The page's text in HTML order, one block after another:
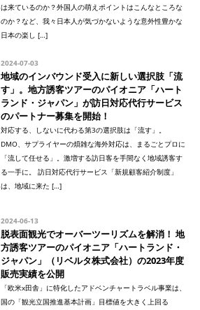
は来ているのか？外国人の萌えポイントはこんなところな
のか？など、我々日本人が気づかないような意外性豊かな
日本の楽し […]
2024-07-03
地域のインバウンド受入に新しい選択肢「流
す」。地方誘客ツアーのパイオニア「ハート
ランド・ジャパン」が訪日対応代行サービス
のパートナー募集を開始！
対応する、しないに代わる第3の選択肢は「流す」。
DMO、サプライヤーの煩雑な海外対応は、まるごとプロに
「流して任せる」。激増する訪日客を手間なく地域誘客す
る一手に。 訪日対応代行サービス「新規顧客紹介制度」
は、地域に来た […]
2024-06-13
脱表面観光でオーバーツーリズムを解消！ 地
方誘客ツアーのパイオニア「ハートランド・
ジャパン」（リベルタ株式会社）の2023年度
販売実績を公開
「欧米x田舎」に特化したアドベンチャートラベル事業は、
国の「観光立国推進基本計画」目標値を大きく上回る